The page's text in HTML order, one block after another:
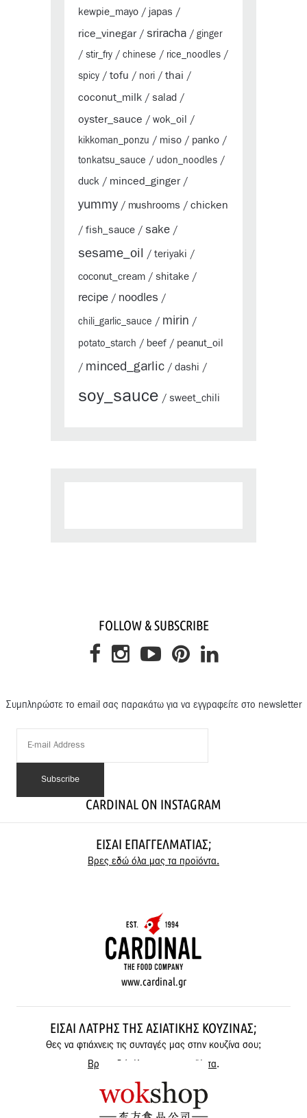
kewpie_mayo / japas /
rice_vinegar/ sriracha / ginger
/ stir_fry / chinese / rice_noodles /
spicy / tofu / nori / thai /
coconut_milk / salad /
oyster_sauce / wok_oil /
kikkoman_ponzu / miso / panko /
tonkatsu_sauce / udon_noodles /
duck / minced_ginger/
yummy / mushrooms / chicken
/ fish_sauce / sake /
sesame_oil / teriyaki /
coconut_cream / shitake /
recipe / noodles /
chili_garlic_sauce / mirin /
potato_starch / beef / peanut_oil
/ minced_garlic / dashi /
soy_sauce / sweet_chili
FOLLOW & SUBSCRIBE
Συμπληρώστε το email σας παρακάτω για να εγγραφείτε στο newsletter
CARDINAL ON INSTAGRAM
ΕΊΣΑΙ ΕΠΑΓΓΕΛΜΑΤΊΑΣ;
Βρες εδώ όλα μας τα προϊόντα.
www.cardinal.gr
ΕΊΣΑΙ ΛΆΤΡΗΣ ΤΗΣ ΑΣΙΑΤΙΚΉΣ ΚΟΥΖΊΝΑΣ;
Θες να φτιάχνεις τις συνταγές μας στην κουζίνα σου;
Βρες εδώ όλα μας τα προϊόντα.